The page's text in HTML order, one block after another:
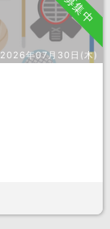
募集中
2026年07月30日(木)